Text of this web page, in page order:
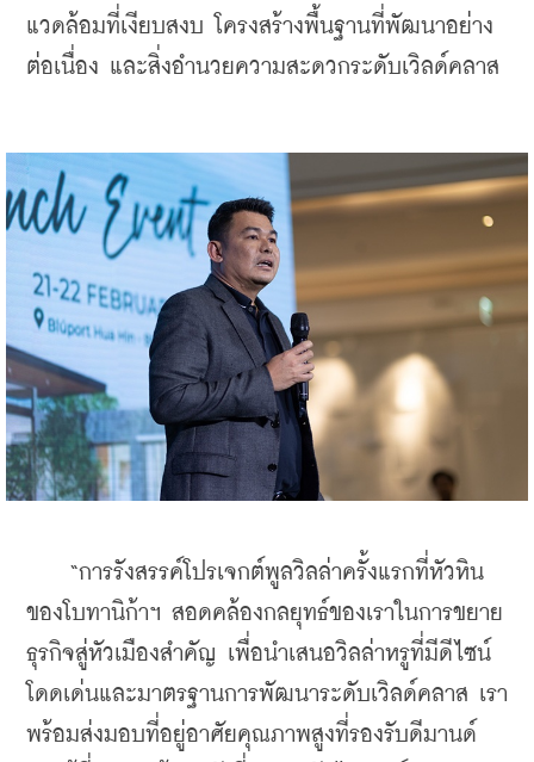
แวดล้อมที่เงียบสงบ โครงสร้างพื้นฐานที่พัฒนาอย่าง
ต่อเนื่อง และสิ่งอำนวยความสะดวกระดับเวิลด์คลาส
“การรังสรรค์โปรเจกต์พูลวิลล่าครั้งแรกที่หัวหิน
ของโบทานิก้าฯ สอดคล้องกลยุทธ์ของเราในการขยาย
ธุรกิจสู่หัวเมืองสำคัญ เพื่อนำเสนอวิลล่าหรูที่มีดีไซน์
โดดเด่นและมาตรฐานการพัฒนาระดับเวิลด์คลาส เรา
พร้อมส่งมอบที่อยู่อาศัยคุณภาพสูงที่รองรับดีมานด์